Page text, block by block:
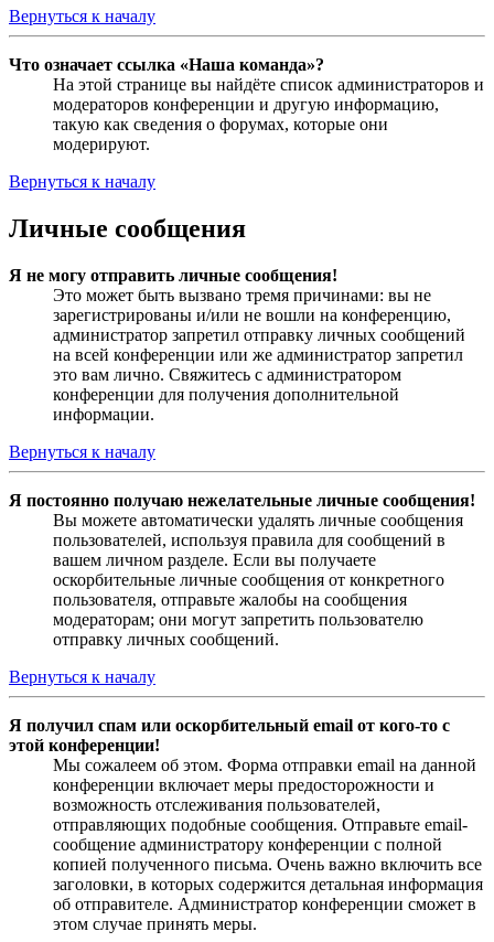
Вернуться к началу
Что означает ссылка «Наша команда»?
На этой странице вы найдёте список администраторов и
модераторов конференции и другую информацию,
такую как сведения о форумах, которые они
модерируют.
Вернуться к началу
Личные сообщения
Я не могу отправить личные сообщения!
Это может быть вызвано тремя причинами: вы не
зарегистрированы и/или не вошли на конференцию,
администратор запретил отправку личных сообщений
на всей конференции или же администратор запретил
это вам лично. Свяжитесь с администратором
конференции для получения дополнительной
информации.
Вернуться к началу
Я постоянно получаю нежелательные личные сообщения!
Вы можете автоматически удалять личные сообщения
пользователей, используя правила для сообщений в
вашем личном разделе. Если вы получаете
оскорбительные личные сообщения от конкретного
пользователя, отправьте жалобы на сообщения
модераторам; они могут запретить пользователю
отправку личных сообщений.
Вернуться к началу
Я получил спам или оскорбительный email от кого-то с
этой конференции!
Мы сожалеем об этом. Форма отправки email на данной
конференции включает меры предосторожности и
возможность отслеживания пользователей,
отправляющих подобные сообщения. Отправьте email-
сообщение администратору конференции с полной
копией полученного письма. Очень важно включить все
заголовки, в которых содержится детальная информация
об отправителе. Администратор конференции сможет в
этом случае принять меры.